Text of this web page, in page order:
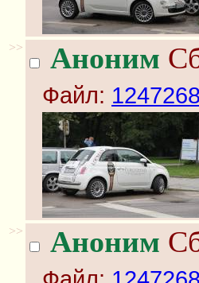
>> Аноним
Файл:
>> Аноним